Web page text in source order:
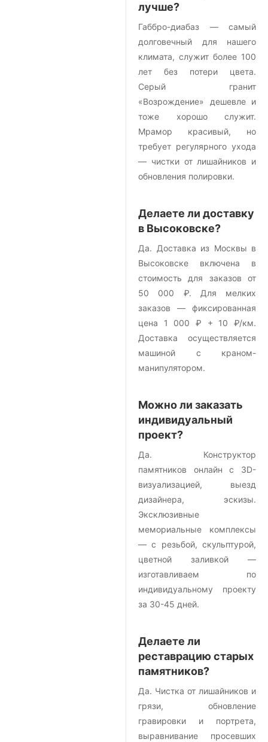
лучше?
Габбро-диабаз — самый
долговечный для нашего
климата, служит более 100
лет без потери цвета.
Серый гранит
«Возрождение» дешевле и
тоже хорошо служит.
Мрамор красивый, но
требует регулярного ухода
— чистки от лишайников и
обновления полировки.
Делаете ли доставку
в Высоковске?
Да. Доставка из Москвы в
Высоковске включена в
стоимость для заказов от
50 000 ₽. Для мелких
заказов — фиксированная
цена 1 000 ₽ + 10 ₽/км.
Доставка осуществляется
машиной с краном-
манипулятором.
Можно ли заказать
индивидуальный
проект?
Да. Конструктор
памятников онлайн с 3D-
визуализацией, выезд
дизайнера, эскизы.
Эксклюзивные
мемориальные комплексы
— с резьбой, скульптурой,
цветной заливкой —
изготавливаем по
индивидуальному проекту
за 30-45 дней.
Делаете ли
реставрацию старых
памятников?
Да. Чистка от лишайников и
грязи, обновление
гравировки и портрета,
выравнивание просевших